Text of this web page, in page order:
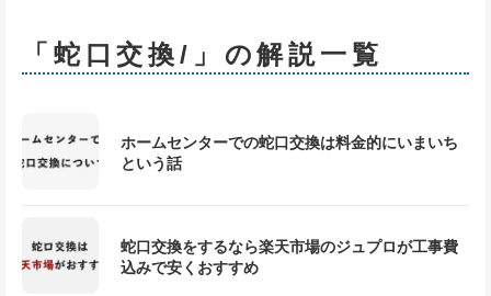
「蛇口交換/」の解説一覧
ホームセンターでの蛇口交換は料金的にいまいち
という話
蛇口交換をするなら楽天市場のジュプロが工事費
込みで安くおすすめ